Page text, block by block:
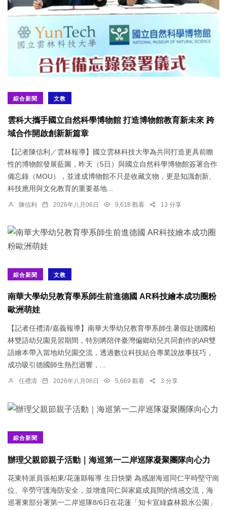
綜合新聞 文教
雲科大攜手國立自然科學博物館 打造博物館教育新未來 跨
域合作開啟創新新篇章
【記者陳信利／雲林報導】國立雲林科技大學為共同打造更具前瞻
性的博物館發展藍圖，昨天（5日）與國立自然科學博物館簽署合作
備忘錄（MOU），並達成博物館不只是收藏文物，更是知識創新、
科技應用與文化教育的重要基地...
陳信利 2026年八月06日 9,618 觀看 13 分享
綜合新聞 文教
南華大學幼兒教育學系師生前進德國 AR科技繪本成功圈粉
歐洲萌娃
【記者任禮清/嘉義報導】南華大學幼兒教育學系師生暑假赴德國柏
林雙語幼兒園見習期間，特別將陪伴臺灣偏鄉幼兒共同創作的AR雙
語繪本帶入當地幼兒園交流，透過數位科技結合專業說故事技巧，
成功吸引德國師生熱烈迴響，...
任禮清 2026年八月06日 5,669 觀看 3 分享
綜合新聞
辦理父親節親子活動｜海巡第一二岸巡隊凝聚團隊向心力
花東特派員張柏東/花蓮縣報導 生日快樂 為感謝海巡同仁平時堅守崗
位、辛勞守護海防安全，並增進同仁與家庭成員間的情感交流，海
巡署東部分署第一二岸巡隊8/6日在花蓮「知卡宣綠森林親水公園」